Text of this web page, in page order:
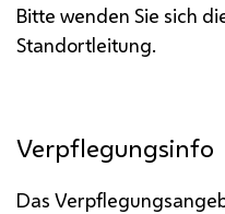
Bitte wenden Sie sich
Standortleitung.
Verpflegungsinfo
Das